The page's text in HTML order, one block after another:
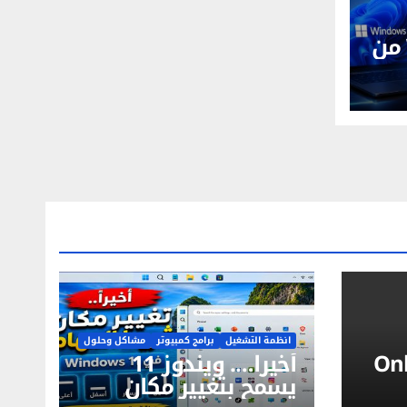
Windows 11 26H1 من
انظمة التشغيل برامج كمبيوتر مشاكل وحلول
أخيراً…. ويندوز 11
يسمح بتغيير مكان